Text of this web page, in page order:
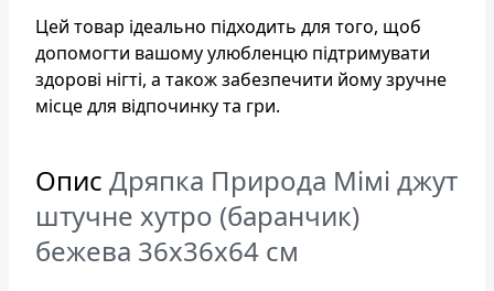
Цей товар ідеально підходить для того, щоб
допомогти вашому улюбленцю підтримувати
здорові нігті, а також забезпечити йому зручне
місце для відпочинку та гри.
Опис Дряпка Природа Мімі джут
штучне хутро (баранчик)
бежева 36x36x64 см